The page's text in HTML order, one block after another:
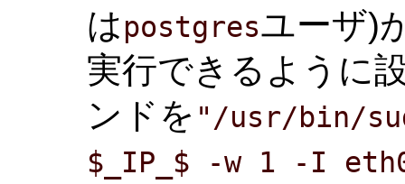
はpostgresユーザ)
実行できるように
ンドを "/usr/bin/
$_IP_$ -w 1 -I